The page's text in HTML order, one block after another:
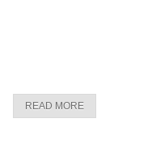
READ MORE